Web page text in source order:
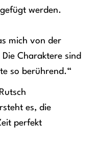
werden.
mich von der
Charaktere sind
so berührend.“
es, die
perfekt